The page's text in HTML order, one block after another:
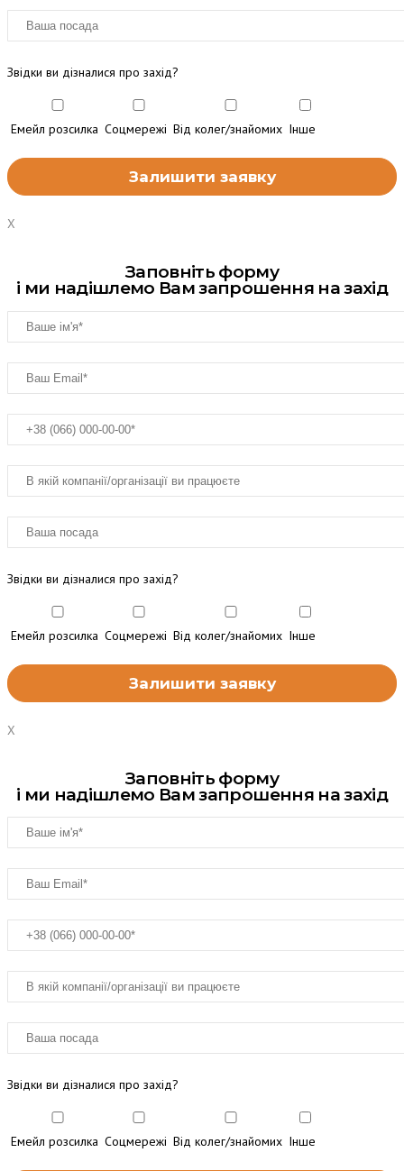
Звідки ви дізналися про захід?
Емейл розсилка Соцмережі Від колег/знайомих Інше
X
Заповніть форму
і ми надішлемо Вам запрошення на захід
Звідки ви дізналися про захід?
Емейл розсилка Соцмережі Від колег/знайомих Інше
X
Заповніть форму
і ми надішлемо Вам запрошення на захід
Звідки ви дізналися про захід?
Емейл розсилка Соцмережі Від колег/знайомих Інше